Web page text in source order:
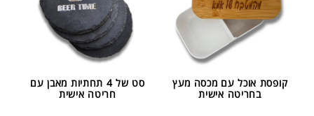
קופסת אוכל עם מכסה מעץ
בחריטה אישית
סט של 4 תחתיות מאבן עם
חריטה אישית